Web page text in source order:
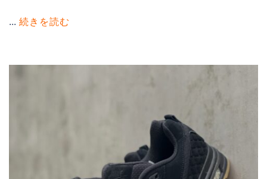
... 続きを読む